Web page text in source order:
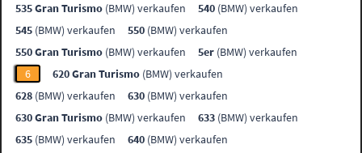
535 Gran Turismo (BMW) verkaufen 540 (BMW) verkaufen
545 (BMW) verkaufen 550 (BMW) verkaufen
550 Gran Turismo (BMW) verkaufen 5er (BMW) verkaufen
6
620 Gran Turismo (BMW) verkaufen
628 (BMW) verkaufen 630 (BMW) verkaufen
630 Gran Turismo (BMW) verkaufen 633 (BMW) verkaufen
635 (BMW) verkaufen 640 (BMW) verkaufen